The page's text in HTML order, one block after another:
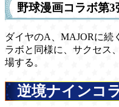
野球漫画コラボ第3
ダイヤのA、MAJORに続
ラボと同様に、サクセス
場する。
逆境ナインコ